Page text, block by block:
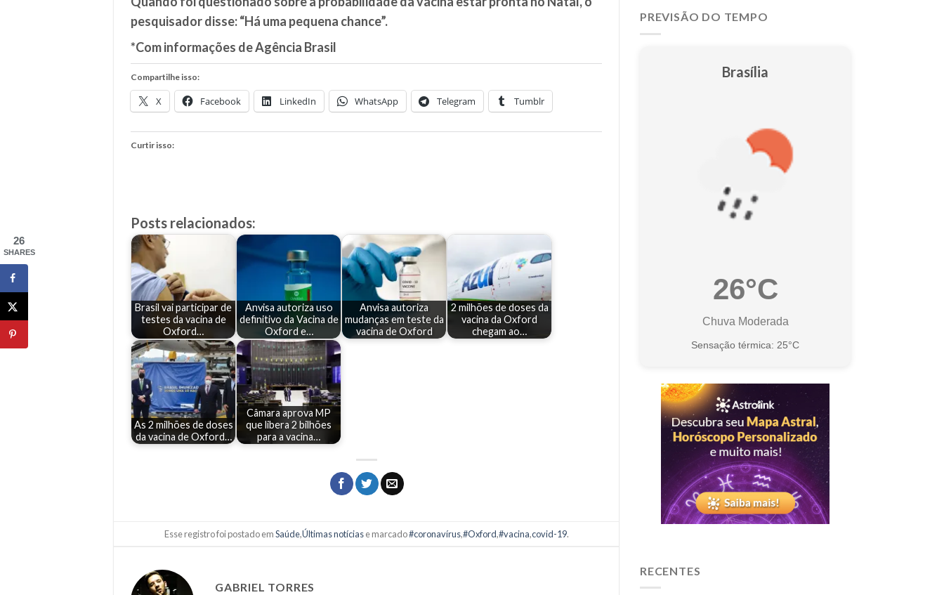
pesquisador disse: “Há uma pequena chance”.
*Com informações de Agência Brasil
Compartilhe isso:
X Facebook LinkedIn WhatsApp Telegram Tumblr
Curtir isso:
Posts relacionados:
Brasil vai participar de
testes da vacina de
Oxford…
Anvisa autoriza uso
definitivo da Vacina de
Oxford e…
Anvisa autoriza
mudanças em teste da
vacina de Oxford
2 milhões de doses da
vacina da Oxford
chegam ao…
As 2 milhões de doses
da vacina de Oxford…
Câmara aprova MP
que libera 2 bilhões
para a vacina…
Esse registro foi postado emSaúde,Últimas notíciase marcado#coronavírus,#Oxford,#vacina,covid-19.
GABRIEL TORRES
PREVISÃO DO TEMPO
Brasília
26°C
Chuva Moderada
Sensação térmica: 25°C
RECENTES
26
SHARES